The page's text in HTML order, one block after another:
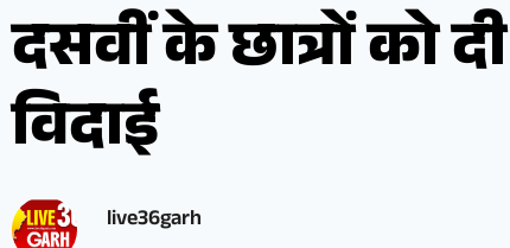
दसवीं के छात्रों को
विदाई
live36garh